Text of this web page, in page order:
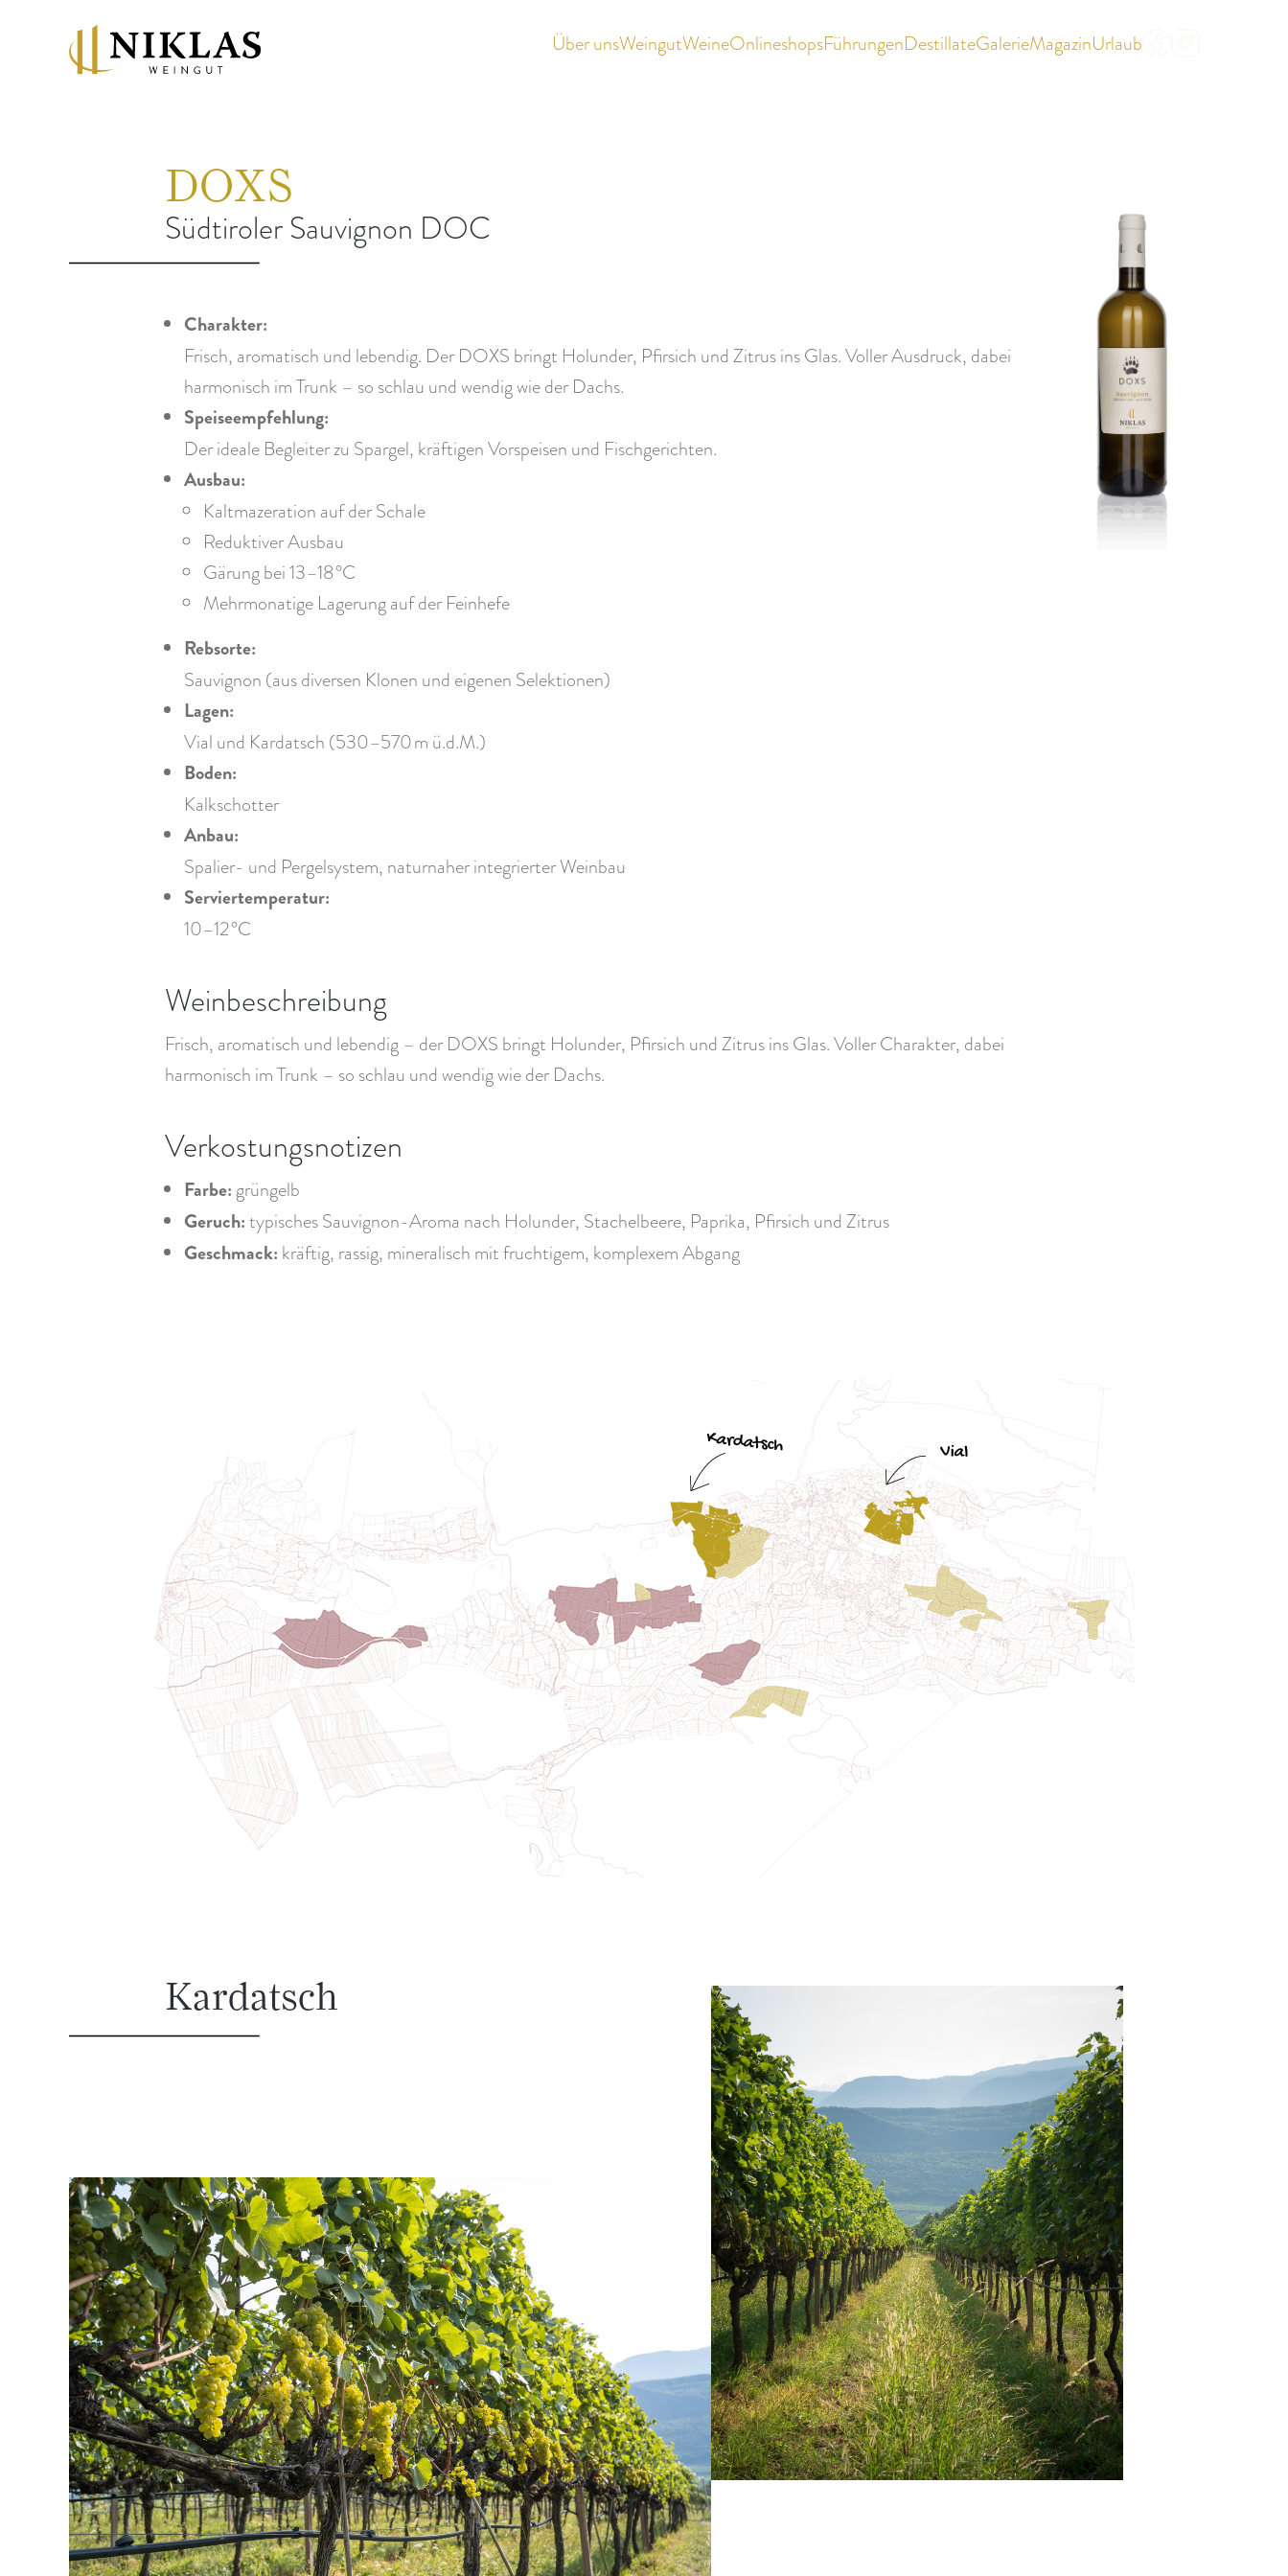
Über unsWeingutWeineOnlineshopsFührungenDestillateGalerieMagazinUrlaub
DOXS
Südtiroler Sauvignon DOC
Charakter:
Frisch, aromatisch und lebendig. Der DOXS bringt Holunder, Pfirsich und Zitrus ins Glas. Voller Ausdruck, dabei
harmonisch im Trunk – so schlau und wendig wie der Dachs.
Speiseempfehlung:
Der ideale Begleiter zu Spargel, kräftigen Vorspeisen und Fischgerichten.
Ausbau:
Kaltmazeration auf der Schale
Reduktiver Ausbau
Gärung bei 13–18 °C
Mehrmonatige Lagerung auf der Feinhefe
Rebsorte:
Sauvignon (aus diversen Klonen und eigenen Selektionen)
Lagen:
Vial und Kardatsch (530–570 m ü.d.M.)
Boden:
Kalkschotter
Anbau:
Spalier- und Pergelsystem, naturnaher integrierter Weinbau
Serviertemperatur:
10–12 °C
Weinbeschreibung
Frisch, aromatisch und lebendig – der DOXS bringt Holunder, Pfirsich und Zitrus ins Glas. Voller Charakter, dabei
harmonisch im Trunk – so schlau und wendig wie der Dachs.
Verkostungsnotizen
Farbe:grüngelb
Geruch:typisches Sauvignon-Aroma nach Holunder, Stachelbeere, Paprika, Pfirsich und Zitrus
Geschmack: kräftig, rassig, mineralisch mit fruchtigem, komplexem Abgang
Kardatsch